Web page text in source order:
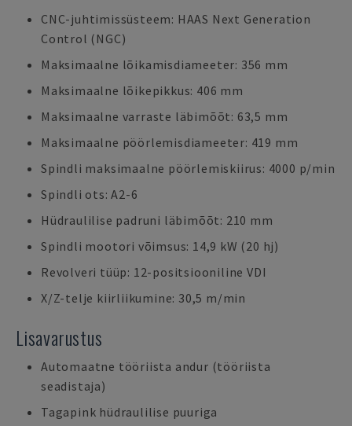
CNC-juhtimissüsteem: HAAS Next Generation
Control (NGC)
Maksimaalne lõikamisdiameeter: 356 mm
Maksimaalne lõikepikkus: 406 mm
Maksimaalne varraste läbimõõt: 63,5 mm
Maksimaalne pöörlemisdiameeter: 419 mm
Spindli maksimaalne pöörlemiskiirus: 4000 p/min
Spindli ots: A2-6
Hüdraulilise padruni läbimõõt: 210 mm
Spindli mootori võimsus: 14,9 kW (20 hj)
Revolveri tüüp: 12-positsiooniline VDI
X/Z-telje kiirliikumine: 30,5 m/min
Lisavarustus
Automaatne tööriista andur (tööriista
seadistaja)
Tagapink hüdraulilise puuriga